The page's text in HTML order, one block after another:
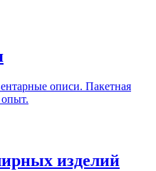
описи. Пакетная
изделий